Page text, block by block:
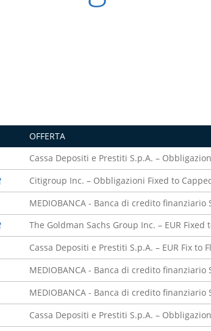
OFFERTA
Cassa Depositi e Prestiti S.p.A. –
Citigroup Inc. – Obbligazioni Fixed to
MEDIOBANCA - Banca di credito finanziario
The Goldman Sachs Group Inc. – EUR
Cassa Depositi e Prestiti S.p.A. – EUR Fix to
MEDIOBANCA - Banca di credito finanziario
MEDIOBANCA - Banca di credito finanziario
Cassa Depositi e Prestiti S.p.A. –